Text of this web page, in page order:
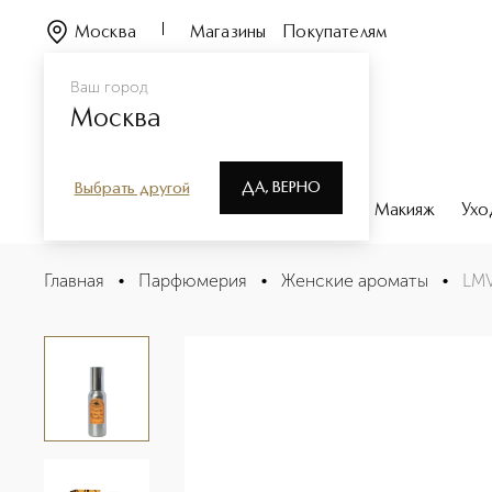
Ваш город
Москва
Выбрать другой ДА, ВЕРНО
Москва Магазины Покупателям
Парфюмерия Макияж
LMV Vanille Givree d Antilles Туалетная вода Антильская
Главная • Парфюмерия • Женские ароматы •